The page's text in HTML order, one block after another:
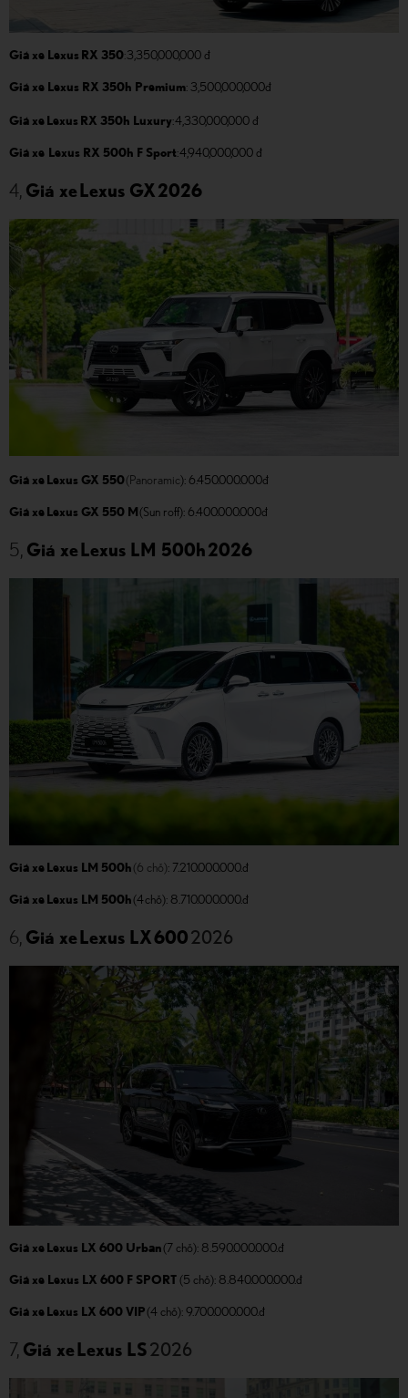
Giá xe Lexus RX 350:3,350,000,000 đ
Giá xe Lexus RX 350h Premium: 3,500,000,000đ
Giá xe Lexus RX 350h Luxury:4,330,000,000 đ
Giá xe Lexus RX 500h F Sport: 4,940,000,000 đ
4, Giá xe Lexus GX 2026
Giá xe Lexus GX 550(Panoramic): 6.450.000.000đ
Giá xe Lexus GX 550 M (Sun roff): 6.400.000.000đ
5, Giá xe Lexus LM 500h 2026
Giá xe Lexus LM 500h (6 chỗ): 7.210.000.000.đ
Giá xe Lexus LM 500h (4 chỗ): 8.710.000.000.đ
6, Giá xe Lexus LX 600 2026
Giá xe Lexus LX 600 Urban (7 chỗ): 8.590.000.000.đ
Giá xe Lexus LX 600 F SPORT (5 chỗ): 8.840.000.000.đ
Giá xe Lexus LX 600 VIP (4 chỗ): 9.700.000.000.đ
7, Giá xe Lexus LS 2026